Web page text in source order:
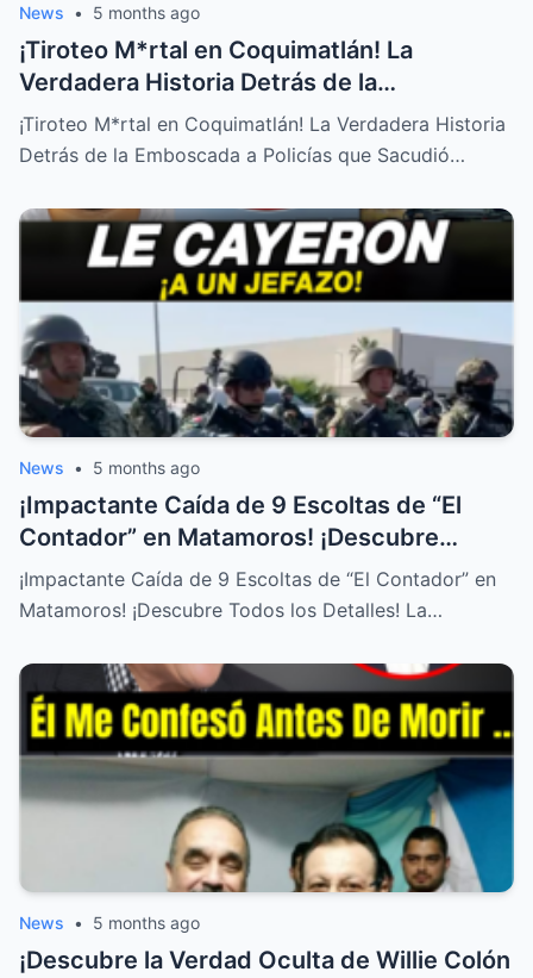
News • 5 months ago
¡Tiroteo M*rtal en Coquimatlán! La
Verdadera Historia Detrás de la
Emboscada a Policías que Sacudió Colima!
¡Tiroteo M*rtal en Coquimatlán! La Verdadera Historia
Detrás de la Emboscada a Policías que Sacudió…
News • 5 months ago
¡Impactante Caída de 9 Escoltas de “El
Contador” en Matamoros! ¡Descubre
Todos los Detalles!
¡Impactante Caída de 9 Escoltas de “El Contador” en
Matamoros! ¡Descubre Todos los Detalles! La…
News • 5 months ago
¡Descubre la Verdad Oculta de Willie Colón